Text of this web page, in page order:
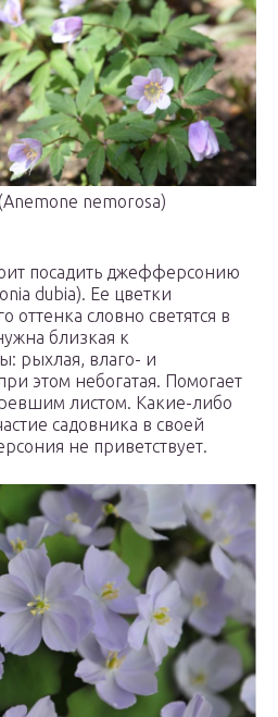
nemorosa)
посадить джефферсонию
dubia). Ее цветки
оттенка словно светятся в
близкая к
рыхлая, влаго- и
этом небогатая. Помогает
листом. Какие-либо
садовника в своей
не приветствует.